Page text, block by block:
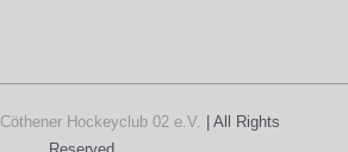
Cöthener Hockeyclub 02 e.V. | All Rights